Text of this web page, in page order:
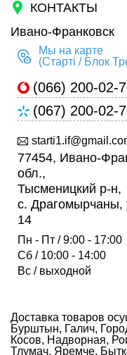
КОНТАКТЫ
Ивано-Франковск
Мы на карте
(Старті / Блок
(066) 200-02-
(067) 200-02-
77454, Ивано-
обл.,
Тысменицкий р-н,
с. Драгомырчаны,
14
Пн - Пт / 9:00 - 17:00
Сб / 10:00 - 14:00
Вс / выходной
Доставка товаров
Бурштын, Галич,
Косов, Надворная,
Тлумач, Яремче,